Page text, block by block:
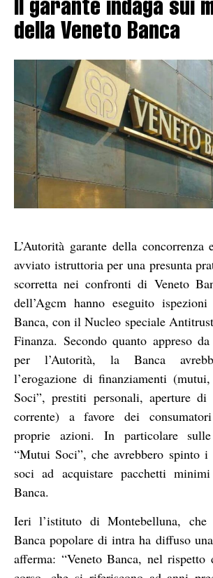
Il garante indaga sui
della Veneto Banca
L’Autorità garante della concorrenza
avviato istruttoria per una presunta
scorretta nei confronti di Veneto
dell’Agcm hanno eseguito
Banca, con il Nucleo speciale
Finanza. Secondo quanto appreso
per l’Autorità, la Banca
l’erogazione di finanziamenti
Soci”, prestiti personali, aperture
corrente) a favore dei
proprie azioni. In particolare
“Mutui Soci”, che avrebbero spinto i
soci ad acquistare pacchetti
Banca.
Ieri l’istituto di Montebelluna,
Banca popolare di intra ha diffuso
afferma: “Veneto Banca, nel